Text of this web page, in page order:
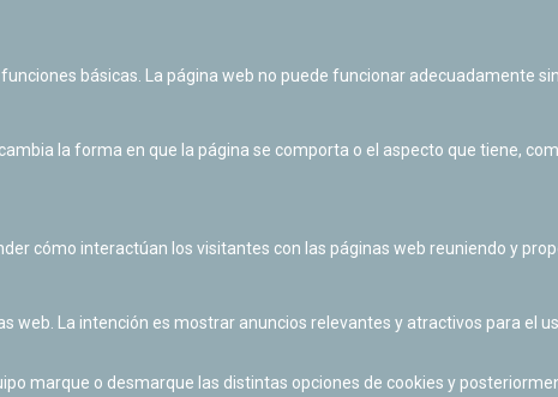
básicas. La página web no puede funcionar adecuadamente
la forma en que la página se comporta o el aspecto que tiene,
cómo interactúan los visitantes con las páginas web reuniendo y
web. La intención es mostrar anuncios relevantes y atractivos para el
marque o desmarque las distintas opciones de cookies y